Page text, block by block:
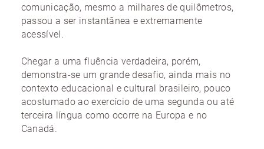
comunicação, mesmo a milhares de quilômetros,
passou a ser instantânea e extremamente
acessível.
Chegar a uma fluência verdadeira, porém,
demonstra-se um grande desafio, ainda mais no
contexto educacional e cultural brasileiro, pouco
acostumado ao exercício de uma segunda ou até
terceira língua como ocorre na Europa e no
Canadá.